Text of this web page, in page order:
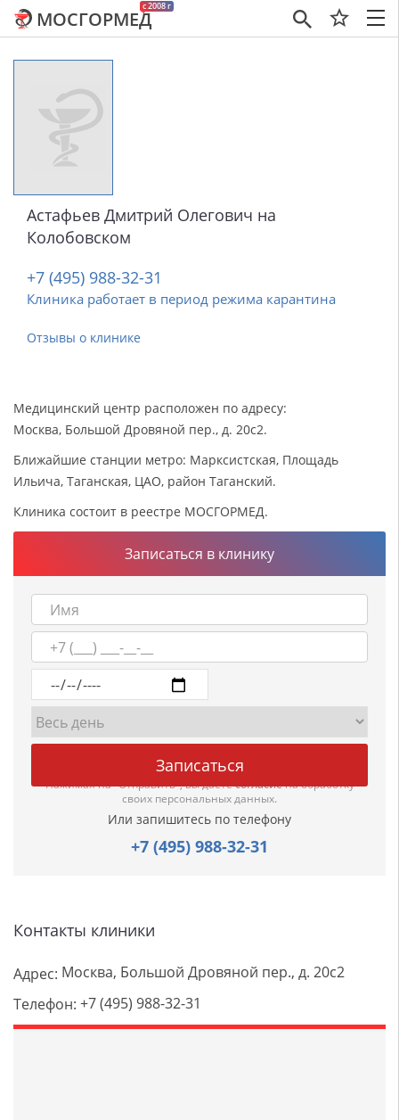
×
c 2008 г
МОСГОРМЕД
Астафьев Дмитрий Олегович на
Колобовском
+7 (495) 988-32-31
Клиника работает в период режима карантина
Отзывы о клинике
Медицинский центр расположен по адресу:
Москва, Большой Дровяной пер., д. 20с2.
Ближайшие станции метро: Марксистская, Площадь
Ильича, Таганская, ЦАО, район Таганский.
Клиника состоит в реестре МОСГОРМЕД.
Записаться в клинику
Нажимая на "Отправить", вы даетесогласиена обработку
своих персональных данных.
Или запишитесь по телефону
+7 (495) 988-32-31
Контакты клиники
Адрес: Москва, Большой Дровяной пер., д. 20с2
Телефон: +7 (495) 988-32-31